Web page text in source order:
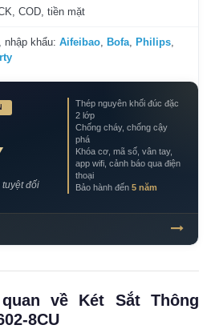
COD, tiền mặt
khẩu: Aifeibao Bofa Philips
đối
Thép nguyên khối đúc đặc
2 lớp
Chống cháy, chống cậy
phá
Khóa cơ, mã số, vân tay,
app wifi, cảnh báo qua điện
thoại
Bảo hành đến 5 năm
về Két Sắt Thông
8CU